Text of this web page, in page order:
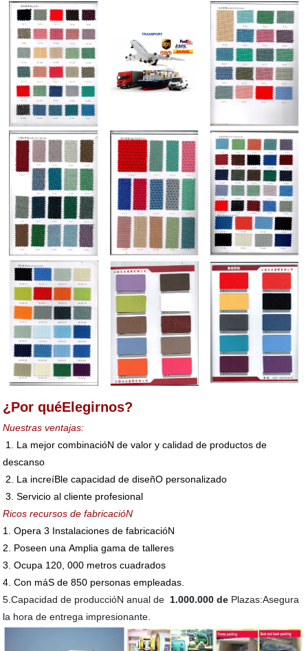
¿Por quéElegirnos?
Nuestras ventajas:
1. La mejor combinacióN de valor y calidad de productos de
descanso
2. La increíBle capacidad de diseñO personalizado
3.Servicio al cliente profesional
Ricos recursos de fabricacióN
1.Opera 3 Instalaciones de fabricacióN
2. Poseen una Amplia gama de talleres
3.Ocupa 120, 000 metros cuadrados
4.Con máS de 850 personas empleadas.
5.Capacidad de produccióN anual de 1.000.000 de Plazas:Asegura
la hora de entrega impresionante.